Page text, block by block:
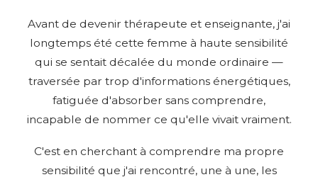
Avant de devenir thérapeute et enseignante, j'ai
longtemps été cette femme à haute sensibilité
qui se sentait décalée du monde ordinaire —
traversée par trop d'informations énergétiques,
fatiguée d'absorber sans comprendre,
incapable de nommer ce qu'elle vivait vraiment.
C'est en cherchant à comprendre ma propre
sensibilité que j'ai rencontré, une à une, les